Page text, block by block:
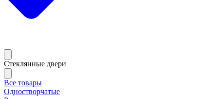
Стеклянные двери
Все товары
Одностворчатые